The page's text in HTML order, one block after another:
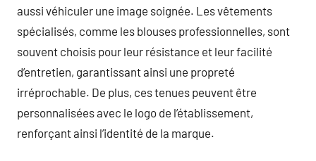
aussi véhiculer une image soignée. Les vêtements
spécialisés, comme les blouses professionnelles, sont
souvent choisis pour leur résistance et leur facilité
d’entretien, garantissant ainsi une propreté
irréprochable. De plus, ces tenues peuvent être
personnalisées avec le logo de l’établissement,
renforçant ainsi l’identité de la marque.